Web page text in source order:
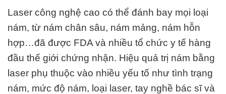
Laser công nghệ cao có thể đánh bay mọi loại
nám, từ nám chân sâu, nám mảng, nám hỗn
hợp…đã được FDA và nhiều tổ chức y tế hàng
đầu thế giới chứng nhận. Hiệu quả trị nám bằng
laser phụ thuộc vào nhiều yếu tố như tình trạng
nám, mức độ nám, loại laser, tay nghề bác sĩ và